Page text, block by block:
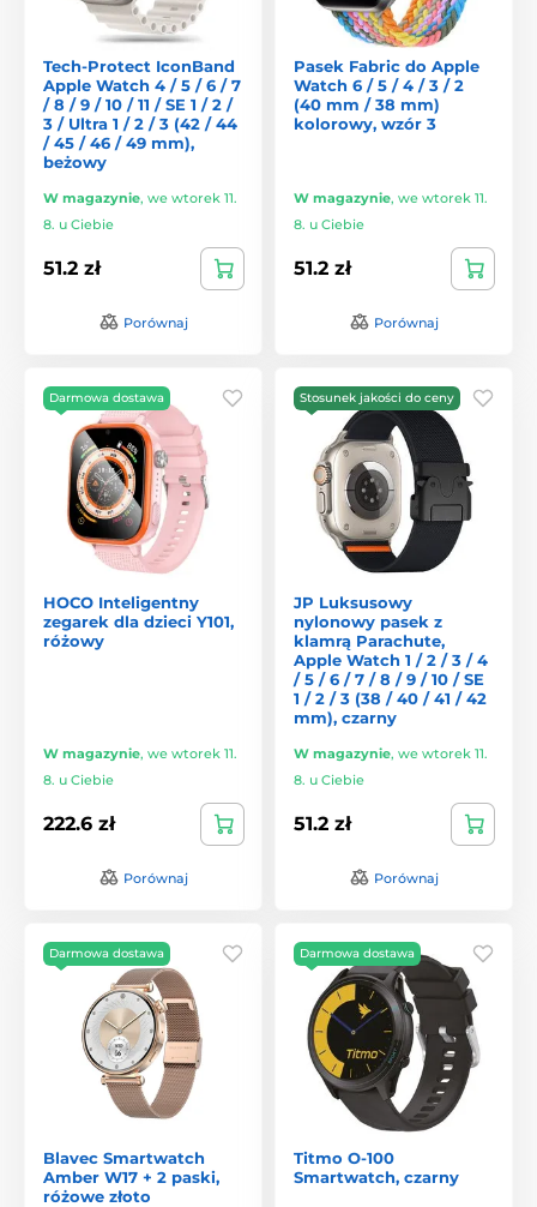
Tech-Protect IconBand
Apple Watch 4 / 5 / 6 / 7
/ 8 / 9 / 10 / 11 / SE 1 / 2 /
3 / Ultra 1 / 2 / 3 (42 / 44
/ 45 / 46 / 49 mm),
beżowy
W magazynie, we wtorek 11.
8. u Ciebie
51.2 zł
Porównaj
Pasek Fabric do Apple
Watch 6 / 5 / 4 / 3 / 2
(40 mm / 38 mm)
kolorowy, wzór 3
W magazynie, we wtorek 11.
8. u Ciebie
51.2 zł
Porównaj
Darmowa dostawa
HOCO Inteligentny
zegarek dla dzieci Y101,
różowy
W magazynie, we wtorek 11.
8. u Ciebie
222.6 zł
Porównaj
Stosunek jakości do ceny
JP Luksusowy
nylonowy pasek z
klamrą Parachute,
Apple Watch 1 / 2 / 3 / 4
/ 5 / 6 / 7 / 8 / 9 / 10 / SE
1 / 2 / 3 (38 / 40 / 41 / 42
mm), czarny
W magazynie, we wtorek 11.
8. u Ciebie
51.2 zł
Porównaj
Darmowa dostawa
Blavec Smartwatch
Amber W17 + 2 paski,
różowe złoto
Darmowa dostawa
Titmo O-100
Smartwatch, czarny